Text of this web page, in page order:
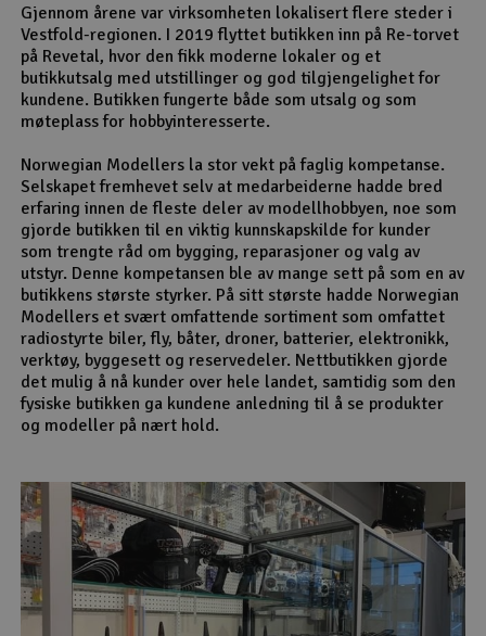
Gjennom årene var virksomheten lokalisert flere steder i
Vestfold-regionen. I 2019 flyttet butikken inn på Re-torvet
på Revetal, hvor den fikk moderne lokaler og et
butikkutsalg med utstillinger og god tilgjengelighet for
kundene. Butikken fungerte både som utsalg og som
møteplass for hobbyinteresserte.
Norwegian Modellers la stor vekt på faglig kompetanse.
Selskapet fremhevet selv at medarbeiderne hadde bred
erfaring innen de fleste deler av modellhobbyen, noe som
gjorde butikken til en viktig kunnskapskilde for kunder
som trengte råd om bygging, reparasjoner og valg av
utstyr. Denne kompetansen ble av mange sett på som en av
butikkens største styrker. På sitt største hadde Norwegian
Modellers et svært omfattende sortiment som omfattet
radiostyrte biler, fly, båter, droner, batterier, elektronikk,
verktøy, byggesett og reservedeler. Nettbutikken gjorde
det mulig å nå kunder over hele landet, samtidig som den
fysiske butikken ga kundene anledning til å se produkter
og modeller på nært hold.